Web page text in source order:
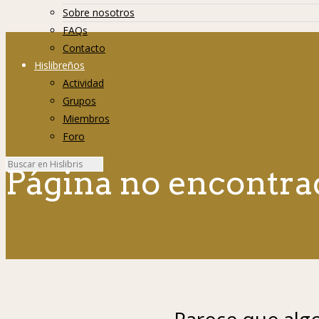
Sobre nosotros
FAQs
Contacto
Hislibreños
Actividad
Grupos
Miembros
Foro
Página no